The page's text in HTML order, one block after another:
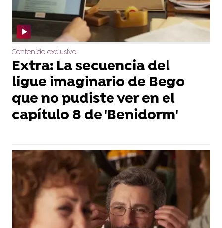
Contenido exclusivo
Extra: La secuencia del
ligue imaginario de Bego
que no pudiste ver en el
capítulo 8 de 'Benidorm'